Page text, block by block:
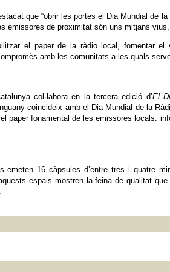
que “obrir les portes el Dia Mundial de
emissores de proximitat són uns mitjans
el paper de la ràdio local, fomentar el
amb les comunitats a les quals
col·labora en la tercera edició d’El
coincideix amb el Dia Mundial de la
paper fonamental de les emissores locals:
16 càpsules d’entre tres i quatre
espais mostren la feina de qualitat